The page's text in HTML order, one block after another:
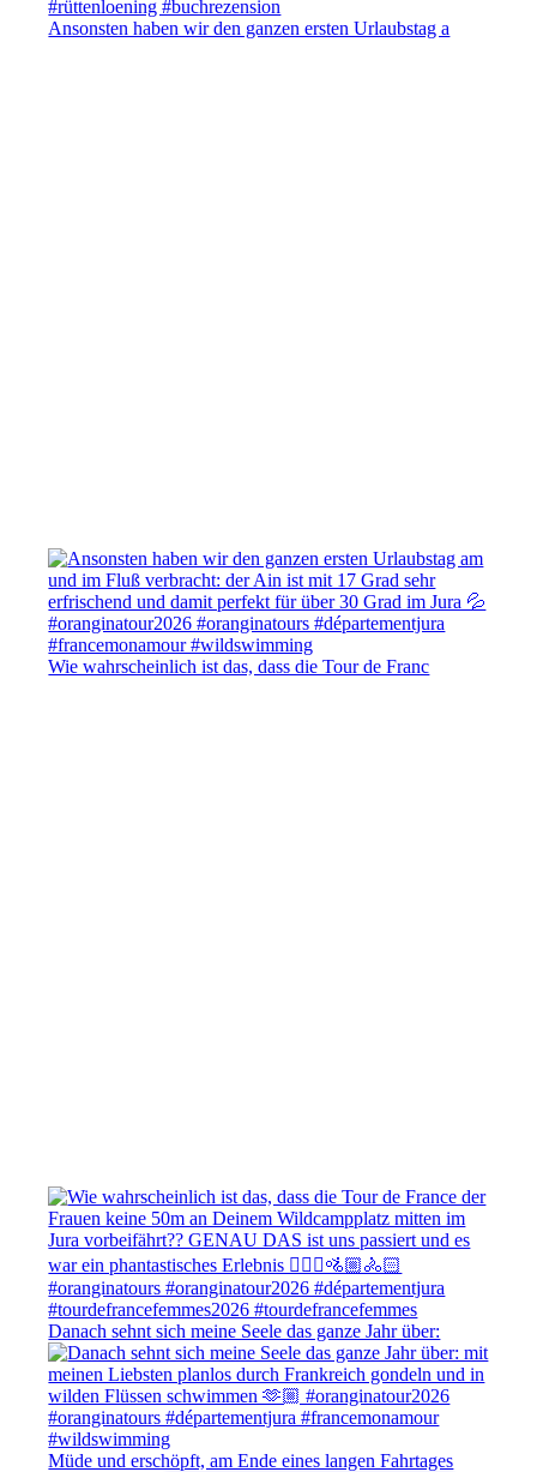
Ansonsten haben wir den ganzen ersten Urlaubstag a
Wie wahrscheinlich ist das, dass die Tour de Franc
Danach sehnt sich meine Seele das ganze Jahr über:
Müde und erschöpft, am Ende eines langen Fahrtages